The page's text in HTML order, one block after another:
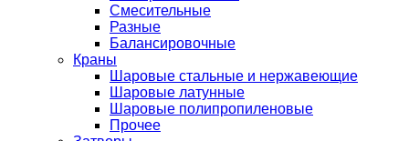
Смесительные
Разные
Балансировочные
Краны
Шаровые стальные и нержавеющие
Шаровые латунные
Шаровые полипропиленовые
Прочее